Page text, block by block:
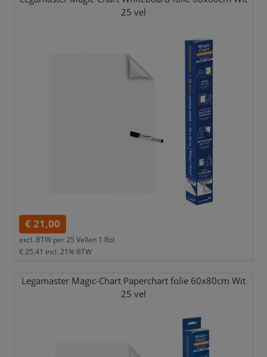
25 vel
€ 21,00
excl. BTW per 25 Vellen 1 Rol
€ 25,41 incl. 21% BTW
Legamaster Magic-Chart Paperchart folie 60x80cm Wit
25 vel